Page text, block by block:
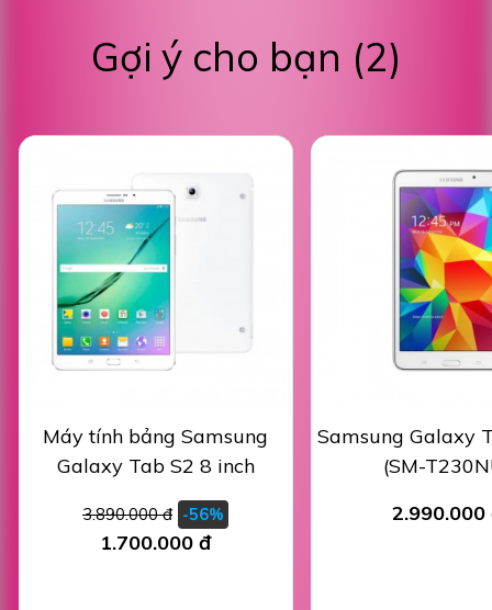
Gợi ý cho bạn (2)
Máy tính bảng Samsung
Galaxy Tab S2 8 inch
3.890.000 đ -56%
1.700.000 đ
Samsung Galaxy
(SM-
2.990.000